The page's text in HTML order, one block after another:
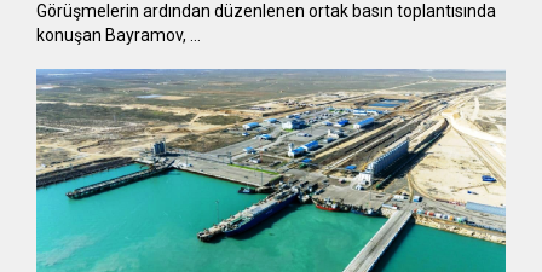
Görüşmelerin ardından düzenlenen ortak basın toplantısında
konuşan Bayramov, …